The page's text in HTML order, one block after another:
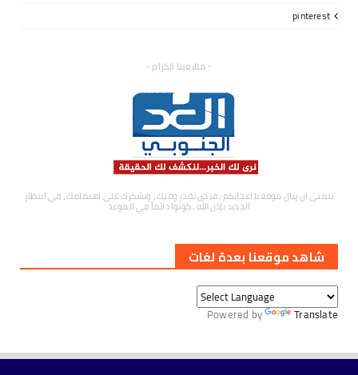
pinterest
- متابعينا الكرام -
نتمنى ان ينال موقعنا اعجابكم ، فنحن نقدر وقتك ، ونشكرك على اهتمامك ، في انتظار
الجديد بإذن الله ، كونوا دائماً في الموعد
شاهد موقعنا بعدة لغات
Powered by Translate